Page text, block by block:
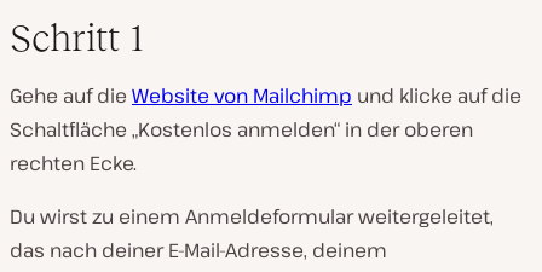
Schritt 1
Gehe auf die Website von Mailchimp und klicke auf die
Schaltfläche „Kostenlos anmelden“ in der oberen
rechten Ecke.
Du wirst zu einem Anmeldeformular weitergeleitet,
das nach deiner E-Mail-Adresse, deinem